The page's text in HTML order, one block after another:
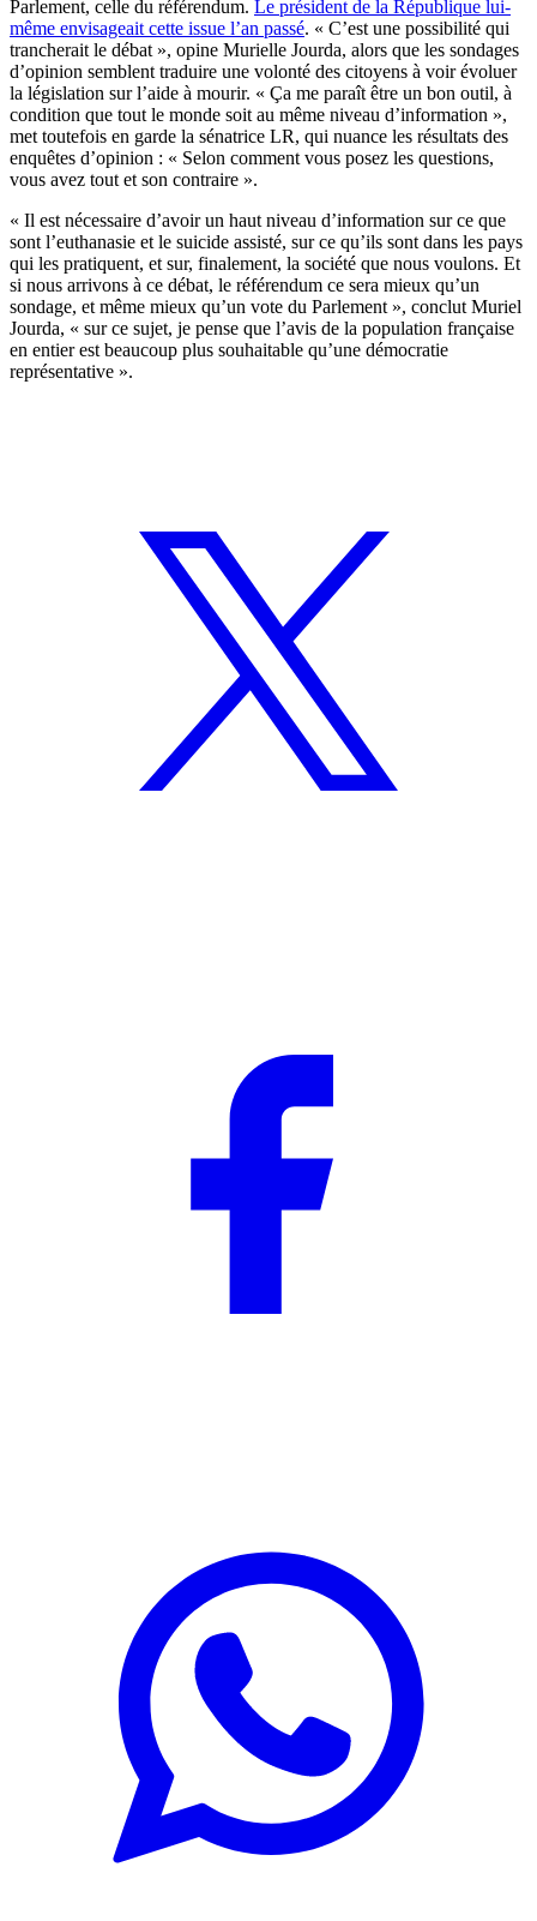
Parlement, celle du référendum. Le président de la République lui-
même envisageait cette issue l’an passé. « C’est une possibilité qui
trancherait le débat », opine Murielle Jourda, alors que les sondages
d’opinion semblent traduire une volonté des citoyens à voir évoluer
la législation sur l’aide à mourir. « Ça me paraît être un bon outil, à
condition que tout le monde soit au même niveau d’information »,
met toutefois en garde la sénatrice LR, qui nuance les résultats des
enquêtes d’opinion : « Selon comment vous posez les questions,
vous avez tout et son contraire ».
« Il est nécessaire d’avoir un haut niveau d’information sur ce que
sont l’euthanasie et le suicide assisté, sur ce qu’ils sont dans les pays
qui les pratiquent, et sur, finalement, la société que nous voulons. Et
si nous arrivons à ce débat, le référendum ce sera mieux qu’un
sondage, et même mieux qu’un vote du Parlement », conclut Muriel
Jourda, « sur ce sujet, je pense que l’avis de la population française
en entier est beaucoup plus souhaitable qu’une démocratie
représentative ».